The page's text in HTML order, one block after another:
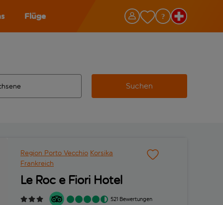
Flüge
Suchen
Region Porto Vecchio Korsika
Frankreich
Le Roc e Fiori Hotel
521 Bewertungen